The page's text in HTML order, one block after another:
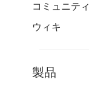
コミュニティ
ウィキ
製品